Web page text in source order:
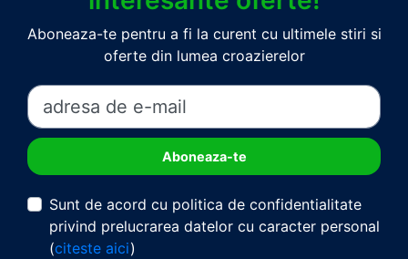
Aboneaza-te pentru a fi la curent cu ultimele stiri si
oferte din lumea croazierelor
Sunt de acord cu politica de confidentialitate
privind prelucrarea datelor cu caracter personal
(citeste aici)